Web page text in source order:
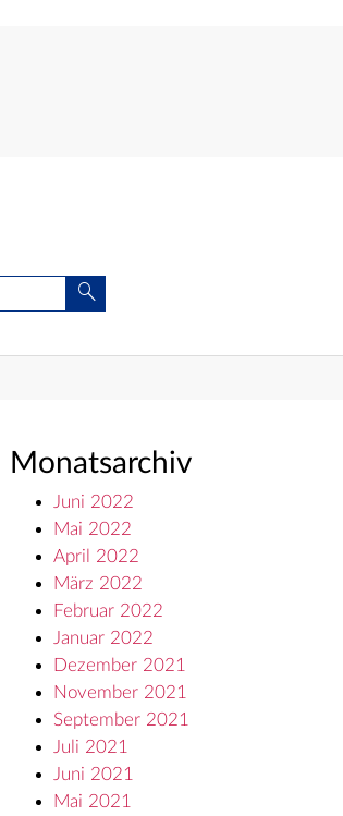
Suche
Monatsarchiv
Juni 2022
Mai 2022
April 2022
März 2022
Februar 2022
Januar 2022
Dezember 2021
November 2021
September 2021
Juli 2021
Juni 2021
Mai 2021